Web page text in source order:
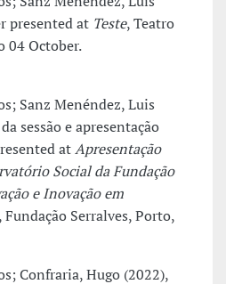
presented at Teste, Teatro
04 October.
Sanz Menéndez, Luis
sessão e apresentação
atApresentação
Social da Fundação
e Inovação em
Fundação Serralves, Porto,
Confraria, Hugo (2022),